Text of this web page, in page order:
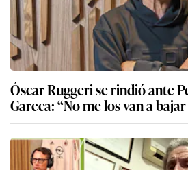
Óscar Ruggeri se rindió ante
Gareca: “No me los van a